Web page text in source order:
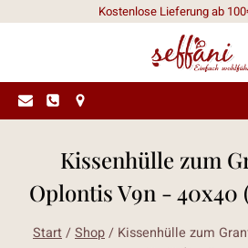
Kostenlose Lieferung ab
Kissenhülle zum
Oplontis V9n - 40x40
Start/Shop/ Kissenhülle zum